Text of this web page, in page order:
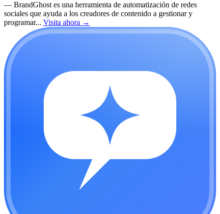
— BrandGhost es una herramienta de automatización de redes
sociales que ayuda a los creadores de contenido a gestionar y
programar... Visita ahora →